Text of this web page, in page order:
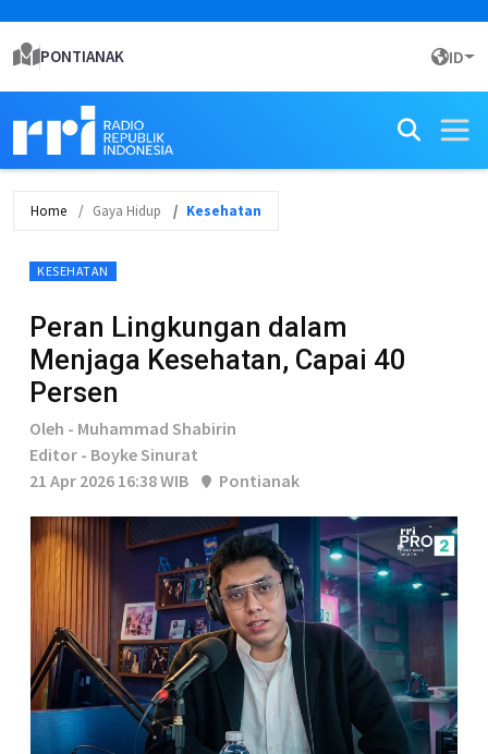
PONTIANAK ID
Home Gaya Hidup Kesehatan
KESEHATAN
Peran Lingkungan dalam
Menjaga Kesehatan, Capai 40
Persen
Oleh - Muhammad Shabirin
Editor - Boyke Sinurat
21 Apr 2026 16:38 WIB
Pontianak